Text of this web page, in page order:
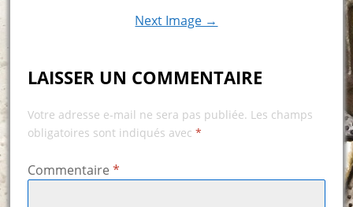
Next Image →
LAISSER UN COMMENTAIRE
Votre adresse e-mail ne sera pas publiée. Les champs
obligatoires sont indiqués avec *
Commentaire *